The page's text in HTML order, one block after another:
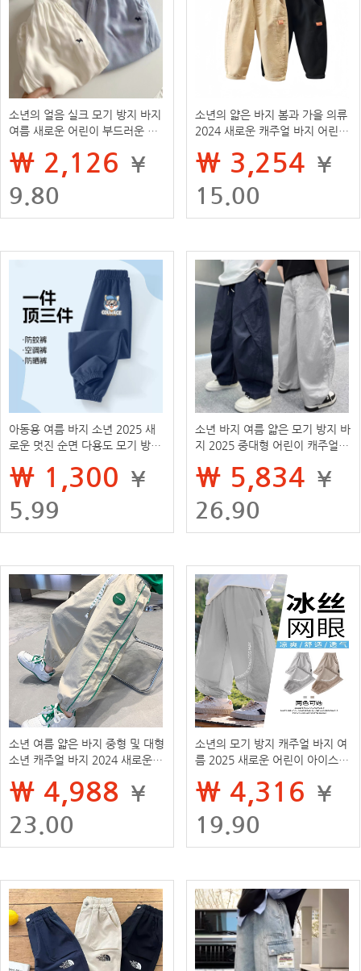
소년의 얼음 실크 모기 방지 바지
여름 새로운 어린이 부드러운 느
턴 바지 O
₩ 2,126 ¥
9.80
소년의 얇은 바지 봄과 가을 의류
2024 새로운 캐주얼 바지 어린이
₩ 3,254 ¥
15.00
아동용 여름 바지 소년 2025 새
로운 멋진 순면 다용도 모기 방지
₩ 1,300 ¥
5.99
소년 바지 여름 얇은 모기 방지 바
지 2025 중대형 어린이 캐주얼
포츠
₩ 5,834 ¥
26.90
소년 여름 얇은 바지 중형 및 대형
소년 캐주얼 바지 2024 새로운
방지 바지
₩ 4,988 ¥
23.00
소년의 모기 방지 캐주얼 바지 여
름 2025 새로운 어린이 아이스
여름 착용
₩ 4,316 ¥
19.90